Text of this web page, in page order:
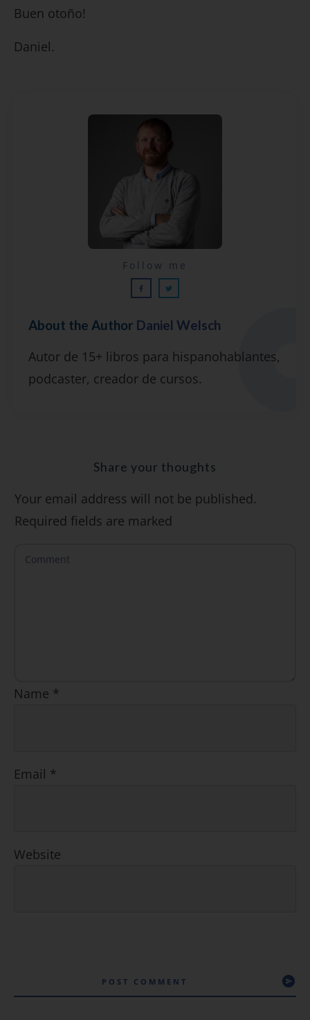
Buen otoño!
Daniel.
Lecciones por email...
Suscríbete y recibirás 2 o 3 lecciones
gratuitas por semana, además de la guía
"7 errores comunes al hablar inglés (y
SÍ, QUIERO
About the Author Daniel Welsch
Autor de 15+ libros para hispanohablantes,
podcaster, creador de cursos.
Follow me
Share your thoughts
Your email address will not be published.
Required fields are marked
Name *
Email *
Website
POST COMMENT